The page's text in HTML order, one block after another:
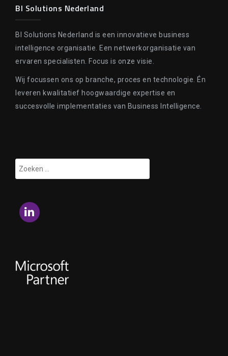
BI Solutions Nederland
BI Solutions Nederland is een innovatieve business
intelligence organisatie. Een netwerkorganisatie van
ervaren specialisten. Focus is onze visie.
Wij focussen ons op branche, proces en technologie. Én
leveren kwalitatief hoogwaardige expertise en
succesvolle implementaties van Business Intelligence.
Zoeken
naar:
LinkedIn